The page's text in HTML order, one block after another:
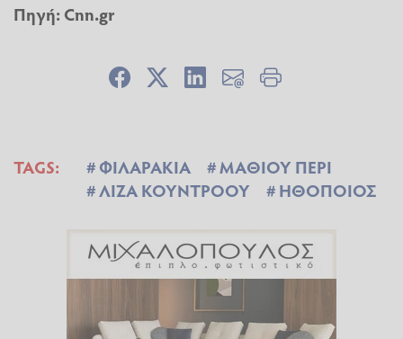
Πηγή: Cnn.gr
TAGS: ΦΙΛΑΡΑΚΙΑ
ΜΑΘΙΟΥ ΠΕΡΙ
ΛΙΖΑ ΚΟΥΝΤΡΟΟΥ
ΗΘΟΠΟΙΟΣ